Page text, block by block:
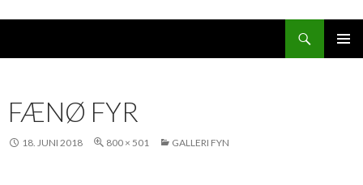
FÆNØ FYR
18. JUNI 2018 800 × 501 GALLERI FYN